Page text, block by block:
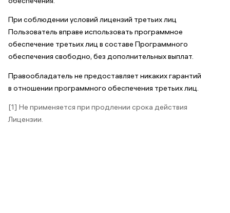
При соблюдении условий лицензий третьих лиц
Пользователь вправе использовать программное
обеспечение третьих лиц в составе Программного
обеспечения свободно, без дополнительных выплат.
Правообладатель не предоставляет никаких гарантий
в отношении программного обеспечения третьих лиц.
[1] Не применяется при продлении срока действия
Лицензии.